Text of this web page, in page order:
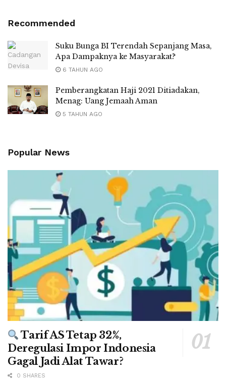
Recommended
Suku Bunga BI Terendah Sepanjang Masa,
Apa Dampaknya ke Masyarakat?
6 TAHUN AGO
Pemberangkatan Haji 2021 Ditiadakan,
Menag: Uang Jemaah Aman
5 TAHUN AGO
Popular News
Tarif AS Tetap 32%,
Deregulasi Impor Indonesia
Gagal Jadi Alat Tawar?
0 SHARES